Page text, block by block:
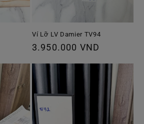
Ví Lỡ LV Damier TV94
Giá
thường
3.950.000 VND